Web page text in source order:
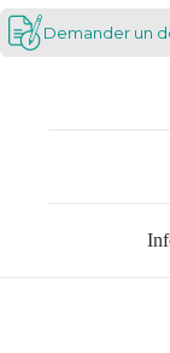
Demander un